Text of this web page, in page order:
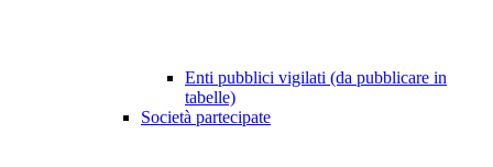
Enti pubblici vigilati (da pubblicare in
tabelle)
Società partecipate